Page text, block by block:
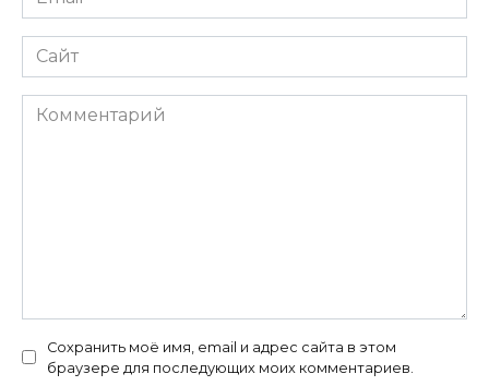
*
Сайт
Комментарий
Сохранить моё имя, email и адрес сайта в этом
браузере для последующих моих комментариев.